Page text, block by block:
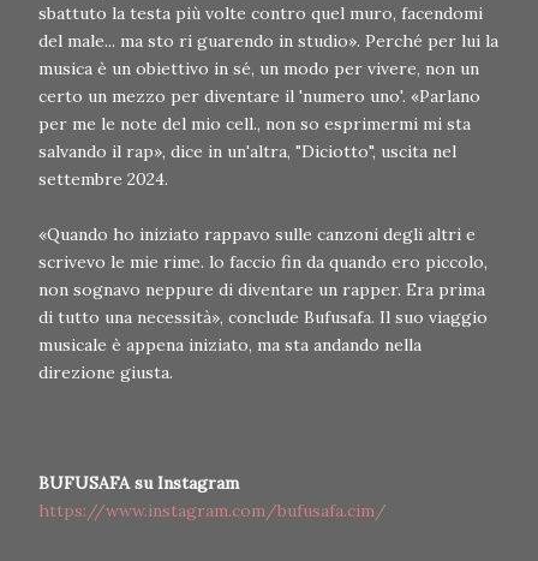
sbattuto la testa più volte contro quel muro, facendomi
del male... ma sto ri guarendo in studio». Perché per lui la
musica è un obiettivo in sé, un modo per vivere, non un
certo un mezzo per diventare il 'numero uno'. «Parlano
per me le note del mio cell., non so esprimermi mi sta
salvando il rap», dice in un'altra, "Diciotto", uscita nel
settembre 2024.
«Quando ho iniziato rappavo sulle canzoni degli altri e
scrivevo le mie rime. lo faccio fin da quando ero piccolo,
non sognavo neppure di diventare un rapper. Era prima
di tutto una necessità», conclude Bufusafa. Il suo viaggio
musicale è appena iniziato, ma sta andando nella
direzione giusta.
BUFUSAFA su Instagram
https://www.instagram.com/bufusafa.cim/